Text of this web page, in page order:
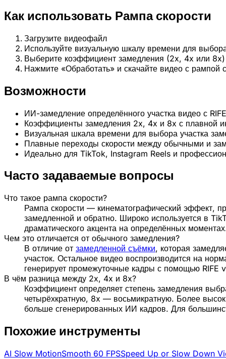
Как использовать Рампа скорости
Загрузите видеофайл
Используйте визуальную шкалу времени для
Выберите коэффициент замедления (2x, 4x или 8x)
Нажмите «Обработать» и скачайте видео с рампой
Возможности
ИИ-замедление определённого участка видео с
Коэффициенты замедления 2x, 4x и 8x с плавной
Визуальная шкала времени для выбора участка
Плавные переходы скорости между обычными и
Идеально для TikTok, Instagram Reels и
Часто задаваемые вопросы
Что такое рампа скорости?
Рампа скорости — кинематографический эффект,
замедленной и обратно. Широко используется в
драматического акцента на определённых
Чем это отличается от обычного замедления?
В отличие от замедленной съёмки, которая
участок. Остальное видео воспроизводится на
генерирует промежуточные кадры с помощью RIFE
В чём разница между 2x, 4x и 8x?
Коэффициент определяет степень замедления
четырёхкратную, 8x — восьмикратную. Более
больше сгенерированных ИИ кадров. Для
Похожие инструменты
AI Slow MotionSmooth 60 FPSSpeed Up or Slow Down